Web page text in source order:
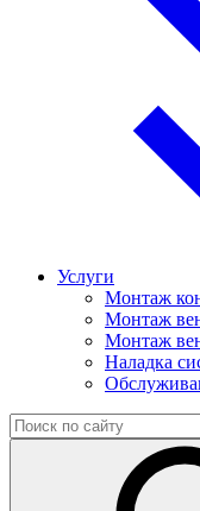
Услуги
Монтаж
Монтаж
Монтаж
Наладка